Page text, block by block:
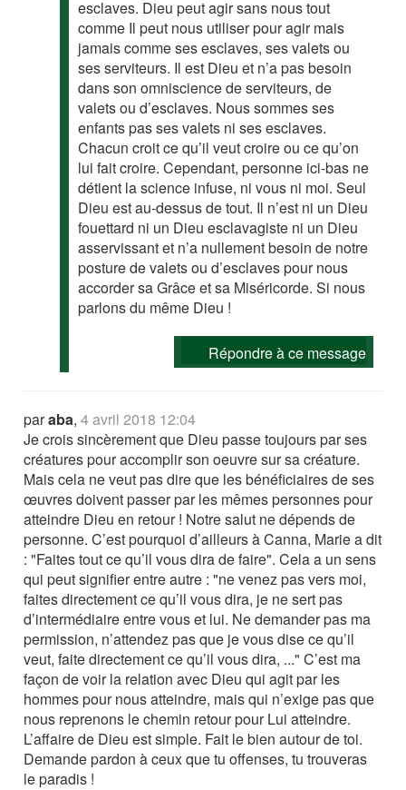
esclaves. Dieu peut agir sans nous tout
comme Il peut nous utiliser pour agir mais
jamais comme ses esclaves, ses valets ou
ses serviteurs. Il est Dieu et n’a pas besoin
dans son omniscience de serviteurs, de
valets ou d’esclaves. Nous sommes ses
enfants pas ses valets ni ses esclaves.
Chacun croit ce qu’il veut croire ou ce qu’on
lui fait croire. Cependant, personne ici-bas ne
détient la science infuse, ni vous ni moi. Seul
Dieu est au-dessus de tout. Il n’est ni un Dieu
fouettard ni un Dieu esclavagiste ni un Dieu
asservissant et n’a nullement besoin de notre
posture de valets ou d’esclaves pour nous
accorder sa Grâce et sa Miséricorde. Si nous
parlons du même Dieu !
Répondre à ce message
paraba,4 avril 2018 12:04
Je crois sincèrement que Dieu passe toujours par ses
créatures pour accomplir son oeuvre sur sa créature.
Mais cela ne veut pas dire que les bénéficiaires de ses
œuvres doivent passer par les mêmes personnes pour
atteindre Dieu en retour ! Notre salut ne dépends de
personne. C’est pourquoi d’ailleurs à Canna, Marie a dit
: "Faites tout ce qu’il vous dira de faire". Cela a un sens
qui peut signifier entre autre : "ne venez pas vers moi,
faites directement ce qu’il vous dira, je ne sert pas
d’intermédiaire entre vous et lui. Ne demander pas ma
permission, n’attendez pas que je vous dise ce qu’il
veut, faite directement ce qu’il vous dira, ..." C’est ma
façon de voir la relation avec Dieu qui agit par les
hommes pour nous atteindre, mais qui n’exige pas que
nous reprenons le chemin retour pour Lui atteindre.
L’affaire de Dieu est simple. Fait le bien autour de toi.
Demande pardon à ceux que tu offenses, tu trouveras
le paradis !